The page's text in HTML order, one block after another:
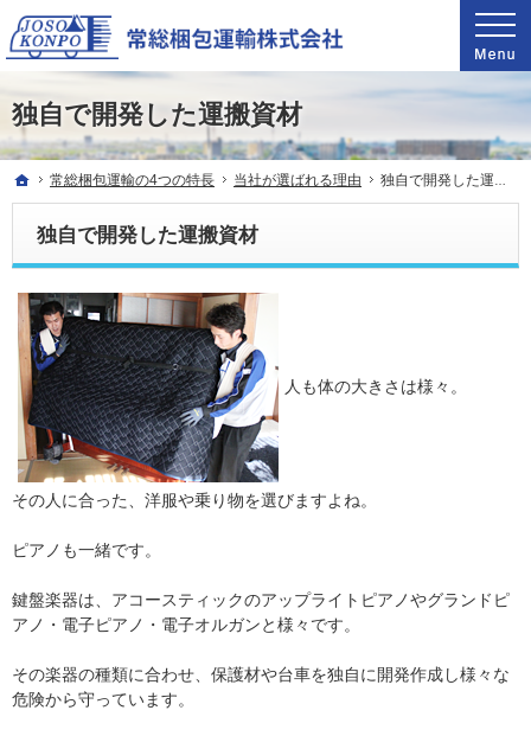
独自で開発した運搬資材
関東甲信越自社グループ11拠点で業界最速輸送。ピアノ引越し・運搬・配送なら料金が魅
驚きの料金で圧倒的な支持を得ているピアノ引越し・運搬・配送なら常総梱包運輸
ホーム
常総梱包運輸の4つの特長 当社が選ばれる理由 独自で開発した運搬資材
独自で開発した運搬資材
人も体の大きさは様々。
その人に合った、洋服や乗り物を選びますよね。
ピアノも一緒です。
鍵盤楽器は、アコースティックのアップライトピアノやグランドピ
アノ・電子ピアノ・電子オルガンと様々です。
その楽器の種類に合わせ、保護材や台車を独自に開発作成し様々な
危険から守っています。